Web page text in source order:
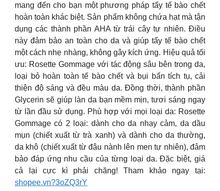
mang đến cho bạn một phương pháp tẩy tế bào chết
hoàn toàn khác biệt. Sản phẩm không chứa hạt mà tận
dụng các thành phần AHA từ trái cây tự nhiên. Điều
này đảm bảo an toàn cho da và giúp tẩy tế bào chết
một cách nhẹ nhàng, không gây kích ứng. Hiệu quả tối
ưu: Rosette Gommage với tác động sâu bên trong da,
loại bỏ hoàn toàn tế bào chết và bụi bẩn tích tụ, cải
thiện độ sáng và đều màu da. Đồng thời, thành phần
Glycerin sẽ giúp làn da bạn mềm mịn, tươi sáng ngay
từ lần đầu sử dụng. Phù hợp với mọi loại da: Rosette
Gommage có 2 loại: dành cho da nhạy cảm, da dầu
mụn (chiết xuất từ trà xanh) và dành cho da thường,
da khô (chiết xuất từ đậu nành lên men tự nhiên), đảm
bảo đáp ứng nhu cầu của từng loại da. Đặc biệt, giá
cả lại cực kì phải chăng! Tham khảo ngay tại:
shopee.vn?3oZQ3rY